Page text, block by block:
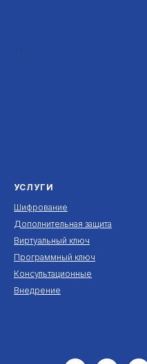
УСЛУГИ
Шифрование
Дополнительная защита
Виртуальный ключ
Программный ключ
Консультационные
Внедрение